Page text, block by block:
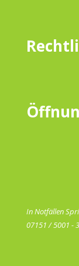
In Notfällen
07151 / 5001 -